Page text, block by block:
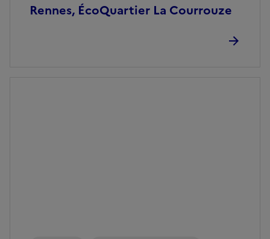
Rennes, ÉcoQuartier La Courrouze